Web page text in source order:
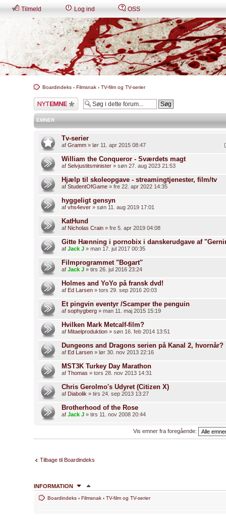
Tilmeld Log ind OSS
Boardindeks ‹ Filmsnak ‹ TV-film og TV-serier
Skriv et nyt emne
EMNER
Tv-serier
af Gramm » lør 11. apr 2015 08:47
William the Conqueror - Sværdets magt
af Selvjustitsminister » søn 27. aug 2023 21:53
Hjælp til skoleopgave - streamingtjenester, film/tv
af StudentOfGame » fre 22. apr 2022 14:35
hyggeligt gensyn
af vhs4ever » søn 11. aug 2019 17:01
KatHund
af Nicholas Crain » fre 5. apr 2019 04:08
Gitte Hænning i pornobix i danskerudgave af
af Jack J » man 17. jul 2017 00:35
Filmprogrammet "Bogart"
af Jack J » tirs 26. jul 2016 23:24
Holmes and YoYo på fransk dvd!
af Ed Larsen » tors 29. sep 2016 20:03
Et pingvin eventyr /Scamper the penguin
af sophygberg » man 11. maj 2015 15:19
Hvilken Mark Metcalf-film?
af Mitaelproduktion » søn 16. feb 2014 13:51
Dungeons and Dragons serien på Kanal 2, hvornår?
af Ed Larsen » lør 30. nov 2013 22:16
MST3K Turkey Day Marathon
af Thomas » tors 28. nov 2013 14:31
Chris Gerolmo's Udyret (Citizen X)
af Diabolik » tirs 24. sep 2013 13:27
Brotherhood of the Rose
af Jack J » tirs 11. nov 2008 20:44
Vis emner fra foregående:
Tilbage til Boardindeks
INFORMATION
Boardindeks ‹ Filmsnak ‹ TV-film og TV-serier